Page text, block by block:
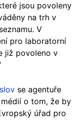
jsou povoleny
na trh v
V
pro laboratorní
již povoleno v
se agentuře
o tom, že by
úřad pro